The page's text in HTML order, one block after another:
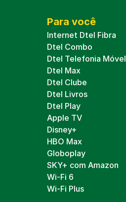
Para você
Internet Dtel Fibra
Dtel Combo
Dtel Telefonia Móvel
Dtel Max
Dtel Clube
Dtel Livros
Dtel Play
Apple TV
Disney+
HBO Max
Globoplay
SKY+ com Amazon
Wi-Fi 6
Wi-Fi Plus